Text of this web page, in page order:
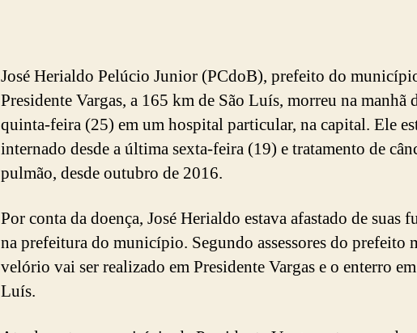
José Herialdo Pelúcio Junior (PCdoB), prefeito do
Presidente Vargas, a 165 km de São Luís, morreu na manhã
quinta-feira (25) em um hospital particular, na capital. Ele
internado desde a última sexta-feira (19) e tratamento de
pulmão, desde outubro de 2016.
Por conta da doença, José Herialdo estava afastado de suas
na prefeitura do município. Segundo assessores do prefeito
velório vai ser realizado em Presidente Vargas e o enterro
Luís.